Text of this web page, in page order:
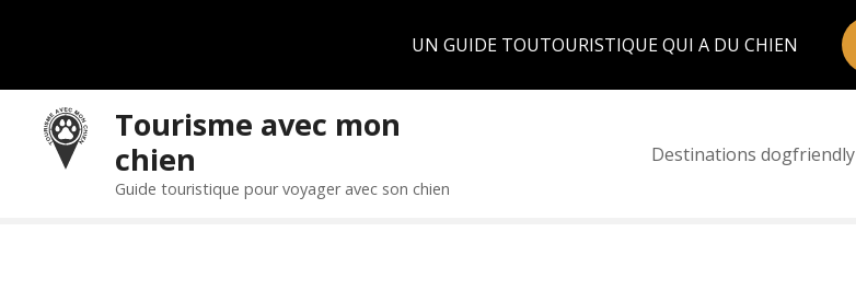
UN GUIDE TOUTOURISTIQUE QUI A DU CHIEN
Tourisme avec mon
chien
Guide touristique pour voyager avec son chien
Destinations dogfriendly